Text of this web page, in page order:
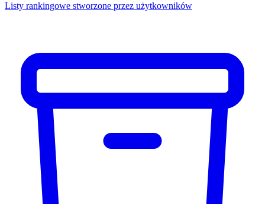
Listy rankingowe stworzone przez użytkowników